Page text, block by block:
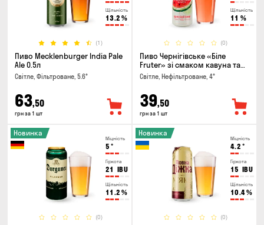
Щільність
13.2 %
(1)
Пиво Mecklenburger India Pale
Ale 0.5л
Світле, Фільтроване, 5.6°
63,50
грн за 1 шт
Щільність
11 %
(0)
Пиво Чернігівське «Біле
Fruter» зі смаком кавуна та
м'яти 0.5л
Світле, Нефільтроване, 4°
39,50
грн за 1 шт
Міцність
5 °
Гіркота
21 IBU
Щільність
11.2 %
(0)
Новинка
Міцність
4.2 °
Гіркота
15 IBU
Щільність
10.4%
(0)
Новинка